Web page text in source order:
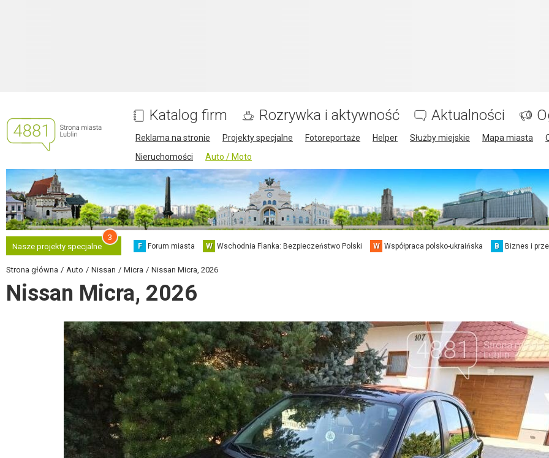
Katalog firm Rozrywka i aktywność Aktualności
Reklama na stronie Projekty specjalne Fotoreportaże Helper Służby miejskie Mapa miasta
Nieruchomości
Auto / Moto
Nasze projekty specjalne
3
F Forum miasta W Wschodnia Flanka: Bezpieczeństwo Polski W Współpraca polsko-ukraińska B Biznes i
Strona główna Auto Nissan Micra Nissan Micra, 2026
Nissan Micra, 2026